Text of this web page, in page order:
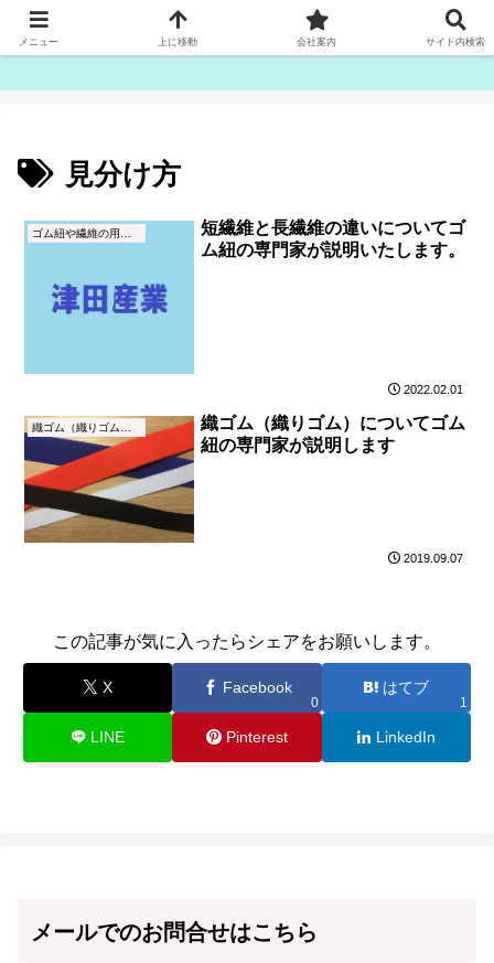
ゴム紐・平ゴム製造販売は津田産業直販部です
見分け方
短繊維と長繊維の違いについてゴ
ム紐の専門家が説明いたします。
2022.02.01
織ゴム（織りゴム）についてゴム
紐の専門家が説明します
2019.09.07
この記事が気に入ったらシェアをお願いします。
X Facebook
0
はてブ
1
LINE Pinterest LinkedIn
メールでのお問合せはこちら
メニュー 上に移動 会社案内 サイト内検索